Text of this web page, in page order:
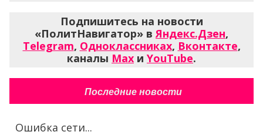
Подпишитесь на новости
«ПолитНавигатор» вЯндекс.Дзен,
Telegram, Одноклассниках, Вконтакте,
каналы Max и YouTube.
Последние новости
Ошибка сети...